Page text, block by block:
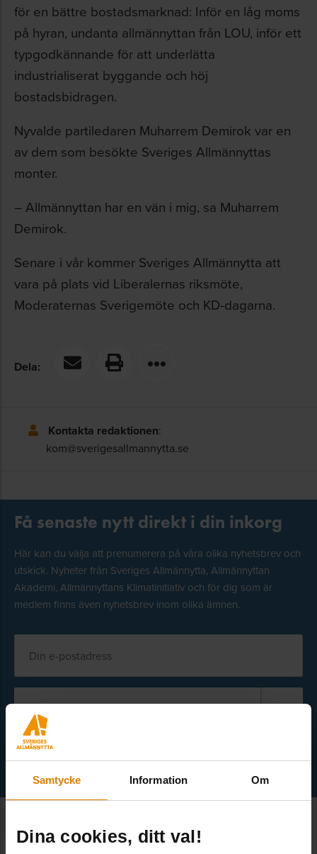
Samtycke Information Om
Dina cookies, ditt val!
för en bättre bostadsmarknad: Inför en låg moms
på hyran, undanta allmännyttan från LOU, inför ett
typgodkännande för att underlätta
industrialiserat byggande och höj
bostadsbidragen.
Nyvalde partiledaren Muharrem Demirok var en
av dem som besökte Sveriges Allmännyttas
monter.
– Allmännyttan har en vän i mig, sa Muharrem
Demirok.
Senare i vår kommer Sveriges Allmännytta att
vara på plats vid Liberalernas riksmöte,
Moderaternas Sverigemöte och KD-dagarna.
Dela:
Kontakta redaktionen:
kom@sverigesallmannytta.se
Få senaste nytt direkt i din inkorg
Här kan du välja att prenumerera på våra olika nyhetsbrev och
utskick. Nyheter från Sveriges Allmännytta, Allmännyttan
Akademi, Allmännyttans Klimatinitiativ och för dig som är
medlem finns även nyhetsbrev inom olika ämnen.
Välj ämne